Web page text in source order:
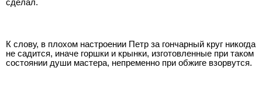
сделал.
К слову, в плохом настроении Петр за гончарный круг никогда
не садится, иначе горшки и крынки, изготовленные при таком
состоянии души мастера, непременно при обжиге взорвутся.